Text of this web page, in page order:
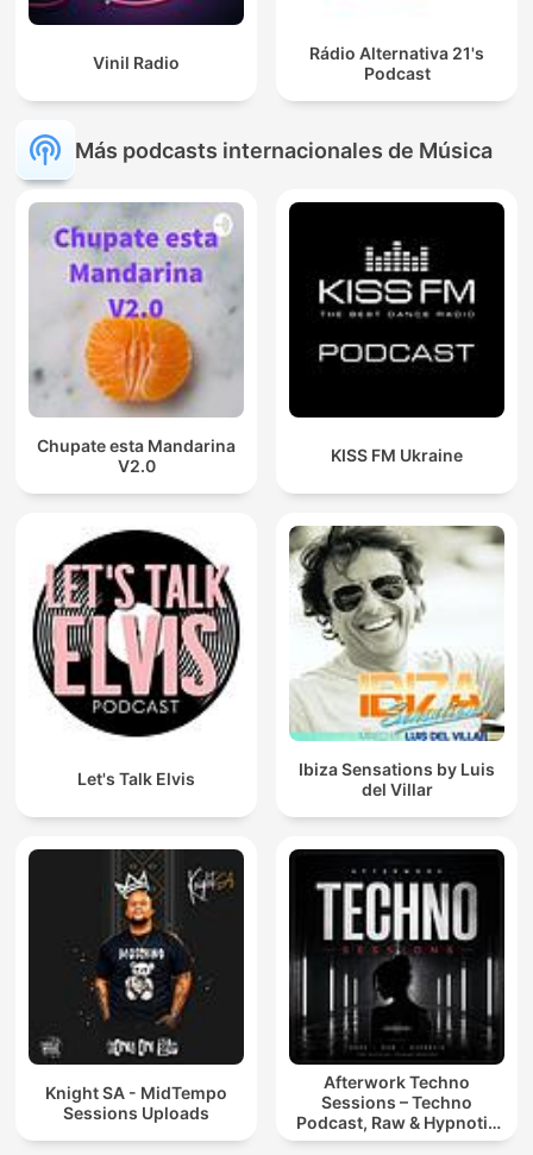
Vinil Radio
Rádio Alternativa 21's
Podcast
Más podcasts internacionales de Música
Chupate esta Mandarina
V2.0
KISS FM Ukraine
Let's Talk Elvis
Ibiza Sensations by Luis
del Villar
Knight SA - MidTempo
Sessions Uploads
Afterwork Techno
Sessions – Techno
Podcast, Raw & Hypnotic
Techno Mixes